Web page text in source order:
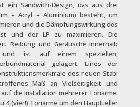
ein Sandwich-Design, das aus drei
– Acryl – Aluminium) besteht, um
und die Dämpfungswirkung des
und der LP zu maximieren. Die
Reibung und Geräusche innerhalb
und ist auf einem speziellen,
gelagert. Eines der
des neuen Stabi
Maß an Vielseitigkeit und
die Installation mehrerer Tonarme.
4 (vier!) Tonarme um den Hauptteller